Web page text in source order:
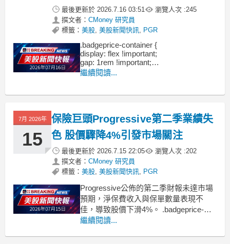
最後更新於 2026.7.16 03:51 瀏覽人次 :245
撰文者： CMoney 研究員
標籤： 美股, 美股新聞快訊, PGR
.badgeprice-container {
display: flex !important;
gap: 1rem !important;
flex-wrap: wrap !important; /* 自動換行 */
繼續閱讀...
7月 2026年
15
保險巨頭Progressive第二季業績失
色 股價驟降4%引發市場關注
最後更新於 2026.7.15 22:05 瀏覽人次 :202
撰文者： CMoney 研究員
標籤： 美股, 美股新聞快訊, PGR
Progressive公佈的第二季財報未達市場
預期，淨保費收入與保單數量表現不
佳，導致股價下滑4%。 .badgeprice-
container {
gap: 1rem !important;
繼續閱讀...